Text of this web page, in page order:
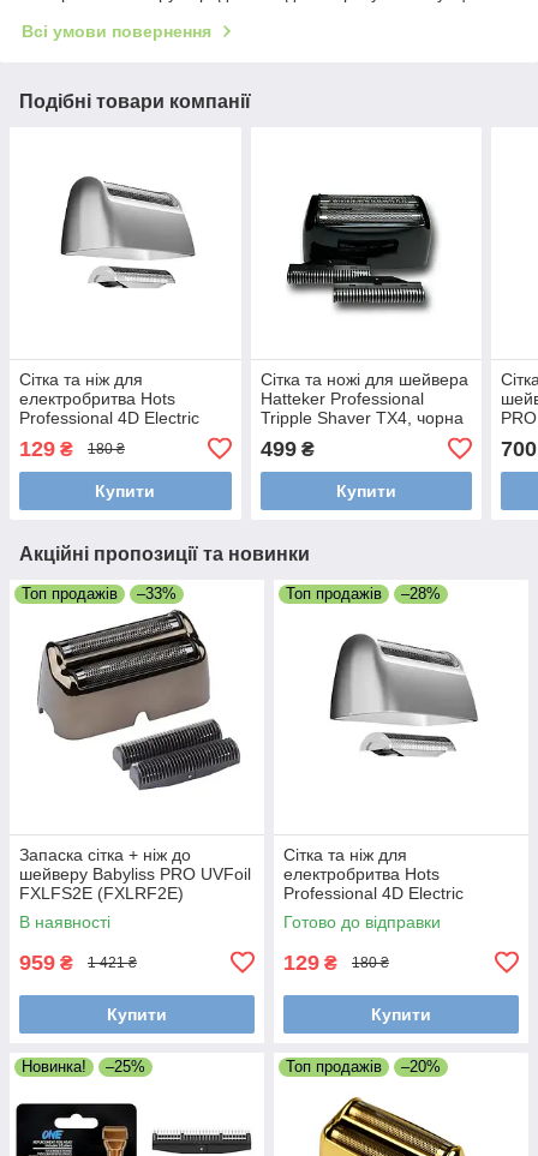
Всі умови повернення
Подібні товари компанії
Сітка та ніж для
електробритва Hots
Professional 4D Electric
Shaver LK-1900 (LK-1900-
001)
129 ₴ 180 ₴
Купити
Сітка та ножі для шейвера
Hatteker Professional
Tripple Shaver TX4, чорна
499₴
Купити
700
Акційні пропозиції та новинки
Топ продажів –33%
Запаска сітка + ніж до
шейверу Babyliss PRO UVFoil
FXLFS2E (FXLRF2E)
В наявності
959 ₴ 1 421 ₴
Купити
Топ продажів –28%
Сітка та ніж для
електробритва Hots
Professional 4D Electric
Shaver LK-1900 (LK-1900-
001)
Готово до відправки
129 ₴ 180 ₴
Купити
Новинка! –25% Топ продажів –20%